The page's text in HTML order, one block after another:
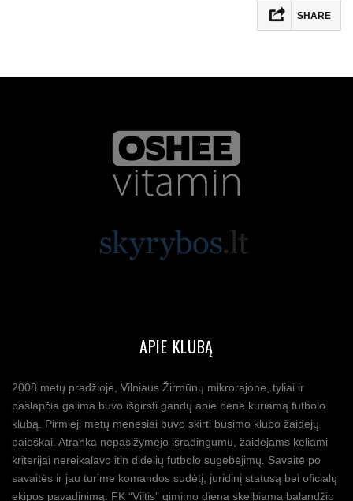
SHARE
APIE KLUBĄ
2008 metų pradžioje, Vilniaus Žirmūnų mikrorajone, tyliai ir
paslapčia galima buvo išgirsti gandų apie bene kuriamą futbolo
klubą. Pirmieji metų mėnesiai buvo skirti būsimo klubo žaidėjų
paieškai. Atranka nepasižymėjo išradingumu, žaidėjams keliami
kriterijai nereikalavo itin didelių futbolo sugebėjimų. Savaitė po
savaitės ir jau turime komandos sudėtį, juridinį statusą bei oficialų
ekipos pavadinimą. FK “Viltis” gimimo diena skelbiama balandžio